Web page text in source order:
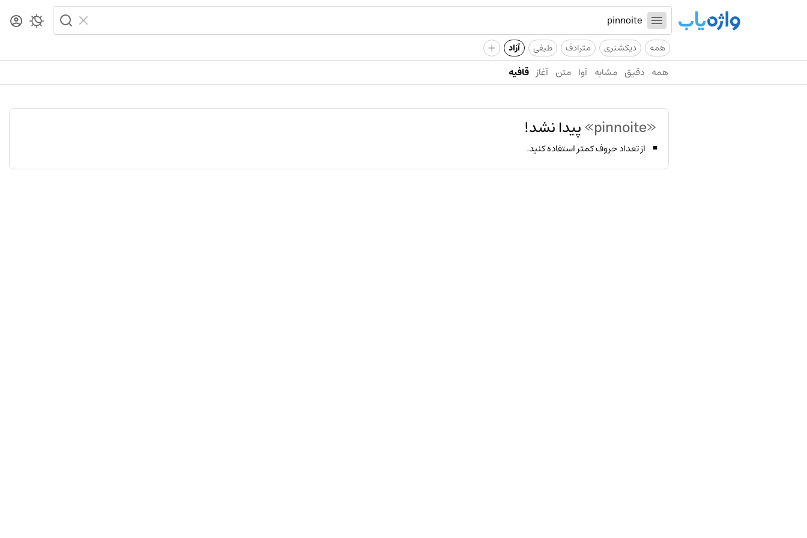
همه دیکشنری مترادف طیفی آزاد +
همه دقیق مشابه آوا متن آغاز قافیه
«pinnoite» پیدا نشد!
از تعداد حروف کمتر استفاده کنید.